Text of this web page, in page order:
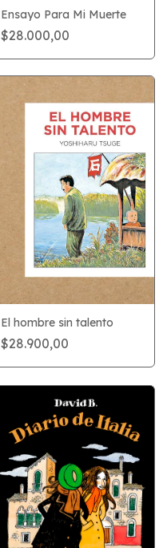
Ensayo Para Mi Muerte
$28.000,00
El hombre sin talento
$28.900,00